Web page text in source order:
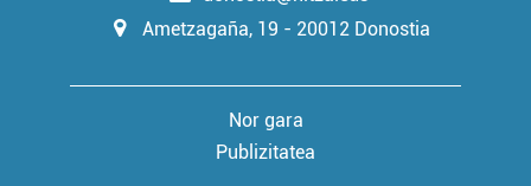
Ametzagaña, 19 - 20012 Donostia
Nor gara
Publizitatea